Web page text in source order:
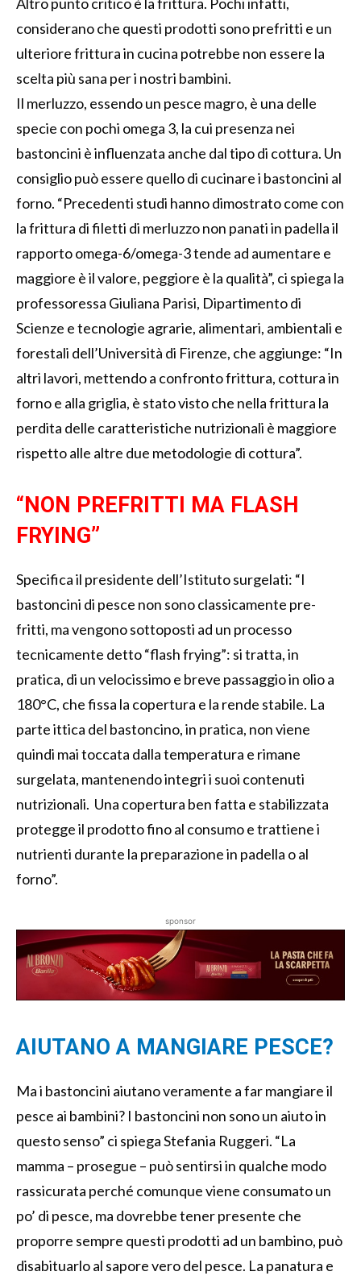
considerano che questi prodotti sono prefritti e un
ulteriore frittura in cucina potrebbe non essere la
scelta più sana per i nostri bambini.
Il merluzzo, essendo un pesce magro, è una delle
specie con pochi omega 3, la cui presenza nei
bastoncini è influenzata anche dal tipo di cottura. Un
consiglio può essere quello di cucinare i bastoncini al
forno. “Precedenti studi hanno dimostrato come con
la frittura di filetti di merluzzo non panati in padella il
rapporto omega-6/omega-3 tende ad aumentare e
maggiore è il valore, peggiore è la qualità”, ci spiega la
professoressa Giuliana Parisi, Dipartimento di
Scienze e tecnologie agrarie, alimentari, ambientali e
forestali dell’Università di Firenze, che aggiunge: “In
altri lavori, mettendo a confronto frittura, cottura in
forno e alla griglia, è stato visto che nella frittura la
perdita delle caratteristiche nutrizionali è maggiore
rispetto alle altre due metodologie di cottura”.
“NON PREFRITTI MA FLASH
FRYING”
Specifica il presidente dell’Istituto surgelati: “I
bastoncini di pesce non sono classicamente pre-
fritti, ma vengono sottoposti ad un processo
tecnicamente detto “flash frying”: si tratta, in
pratica, di un velocissimo e breve passaggio in olio a
180°C, che fissa la copertura e la rende stabile. La
parte ittica del bastoncino, in pratica, non viene
quindi mai toccata dalla temperatura e rimane
surgelata, mantenendo integri i suoi contenuti
nutrizionali. Una copertura ben fatta e stabilizzata
protegge il prodotto fino al consumo e trattiene i
nutrienti durante la preparazione in padella o al
forno”.
sponsor
AIUTANO A MANGIARE PESCE?
Ma i bastoncini aiutano veramente a far mangiare il
pesce ai bambini? I bastoncini non sono un aiuto in
questo senso” ci spiega Stefania Ruggeri. “La
mamma – prosegue – può sentirsi in qualche modo
rassicurata perché comunque viene consumato un
po’ di pesce, ma dovrebbe tener presente che
proporre sempre questi prodotti ad un bambino, può
disabituarlo al sapore vero del pesce. La panatura e